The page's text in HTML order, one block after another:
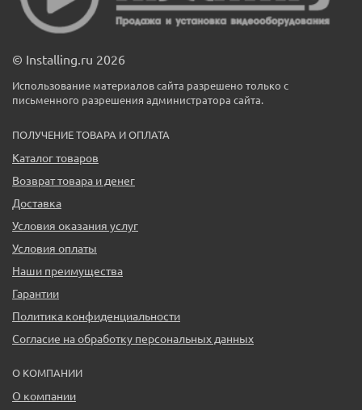
© Installing.ru 2026
Использование материалов сайта разрешено только с
письменного разрешения администратора сайта.
ПОЛУЧЕНИЕ ТОВАРА И ОПЛАТА
Каталог товаров
Возврат товара и денег
Доставка
Условия оказания услуг
Условия оплаты
Наши преимущества
Гарантии
Политика конфиденциальности
Согласие на обработку персональных данных
О КОМПАНИИ
О компании